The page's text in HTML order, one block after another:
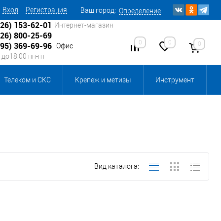
Вход Регистрация Ваш город: Определение
153-62-01 Интернет-магазин
800-25-69
369-69-96 Офис
до18:00 пн-пт
0 0 0
Телеком и СКС Крепеж и метизы Инструмент
и комплектующие, бытовая химия
смазки и промышленная химияВид каталога: